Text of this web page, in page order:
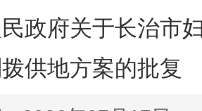
政府关于长治市
供地方案的批复